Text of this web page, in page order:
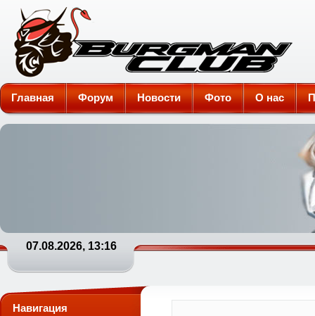
Burgman-Club
Главная Форум Новости Фото О нас
07.08.2026, 13:16
Навигация